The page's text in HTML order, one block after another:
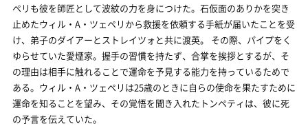
ペリも彼を師匠として波紋の力を身につけた。石仮面のありかを突き
止めたウィル・A・ツェペリから救援を依頼する手紙が届いたことを受
け、弟子のダイアーとストレイツォと共に渡英。 その際、パイプをく
ゆらせていた愛煙家。握手の習慣を持たず、合掌を挨拶とするが、そ
の理由は相手に触れることで運命を予見する能力を持っているためで
ある。ウィル・A・ツェペリは25歳のときに自らの使命を果たすために
運命を知ることを望み、その覚悟を聞き入れたトンペティは、彼に死
の予言を伝えていた。